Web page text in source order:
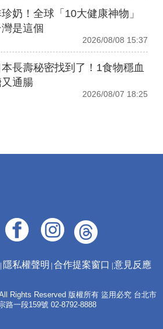
奶！全球「10大健康神物」
是這個
2026/08/08 15:37
本長壽秘密找到了！1食物穩血
通腸
2026/08/07 18:25
隱私權聲明 合作提案窗口 意見反應
Rights Reserved 版權所有 盜用必究 台北市
路一段159號 02-8792-8888